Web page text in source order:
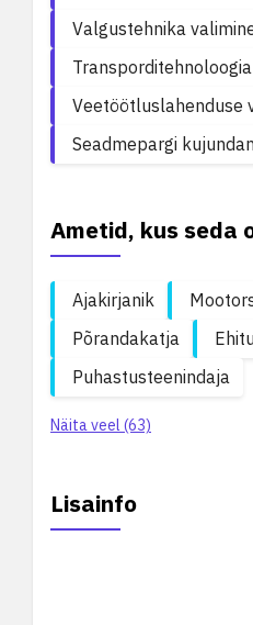
Valgustehnika
Veetöötluslahenduse
Seadmepargi
Ametid, kus seda
Ajakirjanik
Põrandakatja
Puhastusteenindaja
Näita veel (63)
Lisainfo